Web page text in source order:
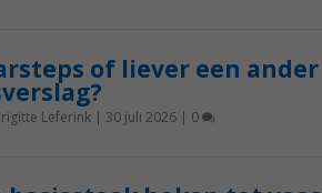
of liever een ander
Leferink| 30 juli 2026| 0